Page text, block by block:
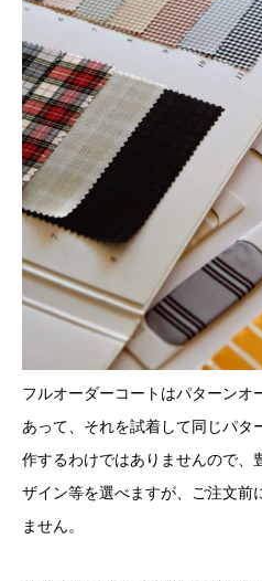
フルオーダーコートはパターンオ
あって、それを試着して同じパタ
作するわけではありませんので、
ザイン等を選べますが、ご注文前
ません。